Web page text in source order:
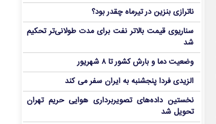
ناترازی بنزین در تیرماه چقدر بود؟
سناریوی قیمت بالاتر نفت برای مدت طولانی‌تر تحکیم
شد
وضعیت دما و بارش کشور تا ۸ شهریور
الزیدی فردا پنجشنبه به ایران سفر می کند
نخستین داده‌های تصویربرداری هوایی حریم تهران
تحویل شد